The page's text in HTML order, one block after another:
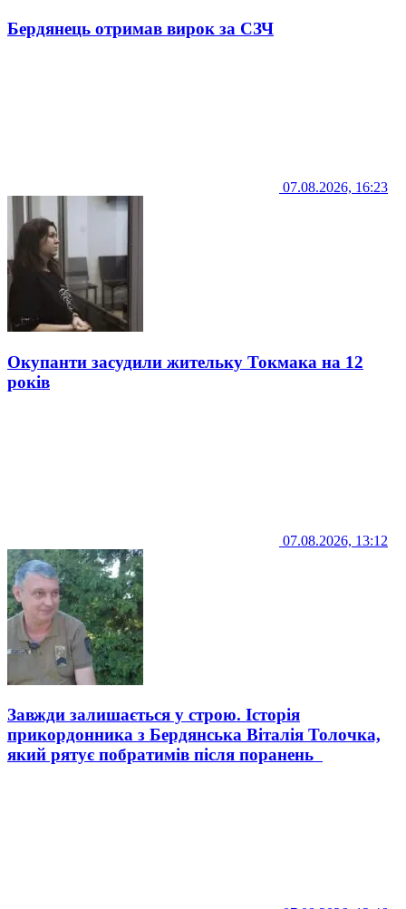
Бердянець отримав вирок за СЗЧ
07.08.2026, 16:23
Окупанти засудили жительку Токмака на 12
років
07.08.2026, 13:12
Завжди залишається у строю. Історія
прикордонника з Бердянська Віталія Толочка,
який рятує побратимів після поранень